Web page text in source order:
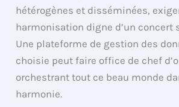
hétérogènes et disséminées,
harmonisation digne d’un concert
Une plateforme de gestion des
choisie peut faire office de chef
orchestrant tout ce beau monde
harmonie.